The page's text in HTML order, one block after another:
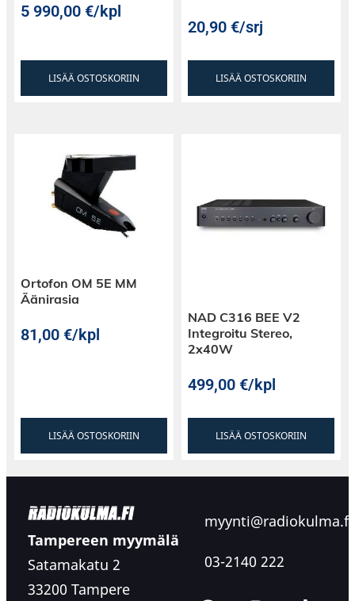
5 990,00€/kpl
LISÄÄ OSTOSKORIIN
20,90€/srj
LISÄÄ OSTOSKORIIN
Ortofon OM 5E MM
Äänirasia
81,00€/kpl
LISÄÄ OSTOSKORIIN
NAD C316 BEE V2
Integroitu Stereo,
2x40W
499,00€/kpl
LISÄÄ OSTOSKORIIN
Tampereen myymälä
Satamakatu 2
33200 Tampere
myynti@radiokulma.fi
03-2140 222